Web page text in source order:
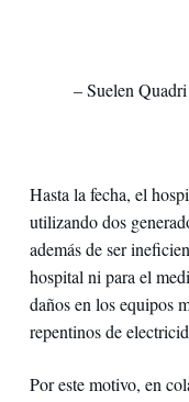
– Suelen
Hasta la fecha, el
utilizando dos
además de ser
hospital ni para el
daños en los equipos
repentinos de
Por este motivo, en